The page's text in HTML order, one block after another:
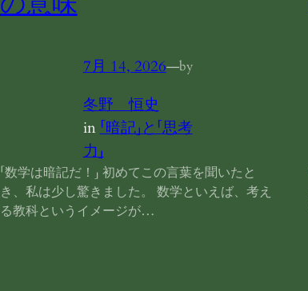
7月 14, 2026—by
冬野 恒史
in 「暗記」と「思考
力」
「数学は暗記だ！」 初めてこの言葉を聞いたと
き、私は少し驚きました。 数学といえば、考え
る教科というイメージが…